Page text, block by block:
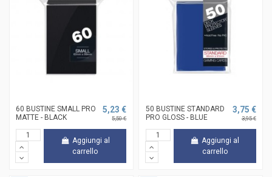
60 BUSTINE SMALL PRO
MATTE - BLACK
5,23 €
5,50 €
Aggiungi al
carrello
50 BUSTINE STANDARD
PRO GLOSS - BLUE
3,75 €
3,95 €
Aggiungi al
carrello